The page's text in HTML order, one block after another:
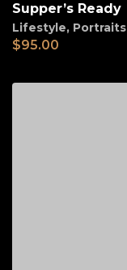
Supper’s Ready
Lifestyle, Portraits
$95.00